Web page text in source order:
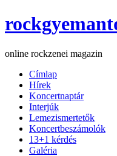
online rockzenei magazin
Címlap
Hírek
Koncertnaptár
Interjúk
Lemezismertetők
Koncertbeszámolók
13+1 kérdés
Galéria